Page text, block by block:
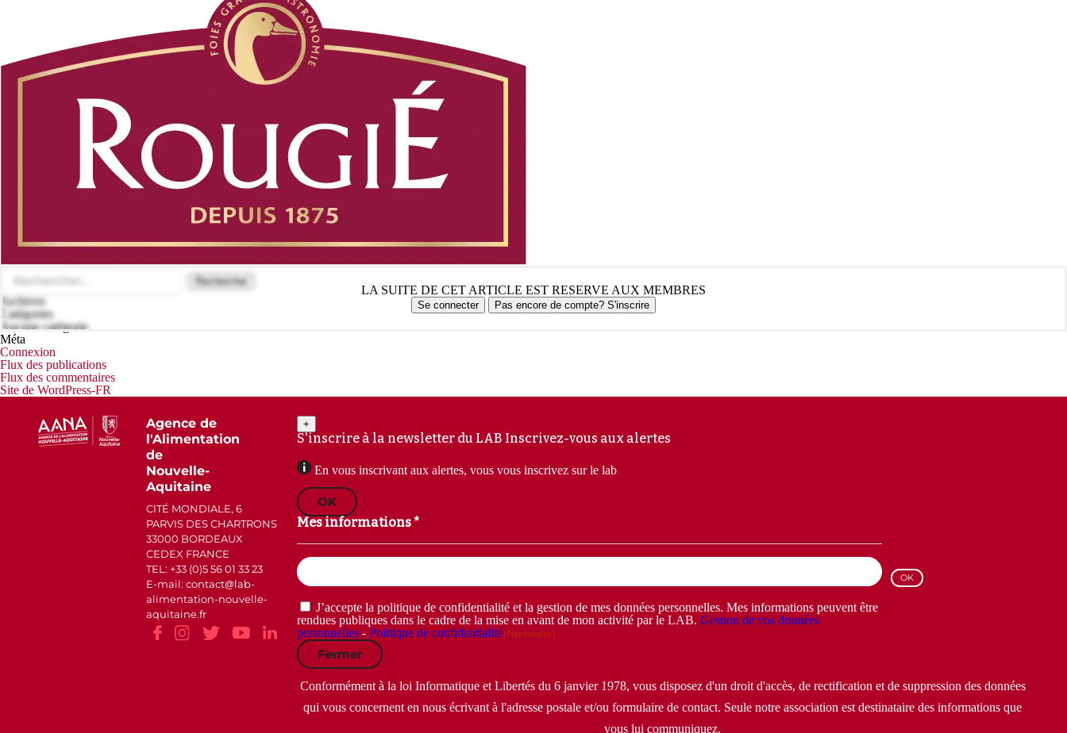
LA SUITE DE CET ARTICLE EST RESERVE AUX MEMBRES
Se connecter Pas encore de compte? S'inscrire
Archives
Catégories
Aucune catégorie
Méta
Connexion
Flux des publications
Flux des commentaires
Site de WordPress-FR
Agence de
l'Alimentation
de
Nouvelle-
Aquitaine
CITÉ MONDIALE, 6
PARVIS DES CHARTRONS
33000 BORDEAUX
CEDEX FRANCE
TEL: +33 (0)5 56 01 33 23
E-mail: contact
lab-
alimentation-nouvelle-
aquitaine.fr
+
S'inscrire à la newsletter du LAB Inscrivez-vous aux alertes
En vous inscrivant aux alertes, vous vous inscrivez sur le lab
OK
Mes informations *
Email
(Nécessaire)
RGPD
(Nécessaire)
J’accepte la politique de confidentialité et la gestion de mes données personnelles. Mes informations peuvent être
rendues publiques dans le cadre de la mise en avant de mon activité par le LAB. Gestion de vos données
personnelles- Politique de confidentialité(Nécessaire)
Fermer
Conformément à la loi Informatique et Libertés du 6 janvier 1978, vous disposez d'un droit d'accès, de rectification et de suppression des données
qui vous concernent en nous écrivant à l'adresse postale et/ou formulaire de contact. Seule notre association est destinataire des informations que
vous lui communiquez.